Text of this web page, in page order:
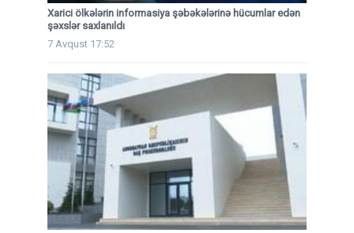
Xarici ölkələrin informasiya şəbəkələrinə hücumlar edən
şəxslər saxlanıldı
7 Avqust 17:52